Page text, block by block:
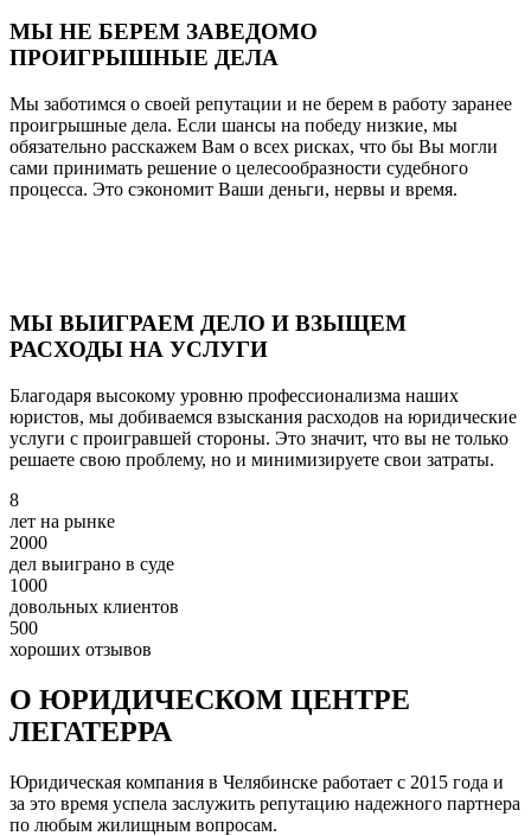
МЫ НЕ БЕРЕМ ЗАВЕДОМО
ПРОИГРЫШНЫЕ ДЕЛА
Мы заботимся о своей репутации и не берем в работу заранее
проигрышные дела. Если шансы на победу низкие, мы
обязательно расскажем Вам о всех рисках, что бы Вы могли
сами принимать решение о целесообразности судебного
процесса. Это сэкономит Ваши деньги, нервы и время.
МЫ ВЫИГРАЕМ ДЕЛО И ВЗЫЩЕМ
РАСХОДЫ НА УСЛУГИ
Благодаря высокому уровню профессионализма наших
юристов, мы добиваемся взыскания расходов на юридические
услуги с проигравшей стороны. Это значит, что вы не только
решаете свою проблему, но и минимизируете свои затраты.
8
лет на рынке
2000
дел выиграно в суде
1000
довольных клиентов
500
хороших отзывов
О ЮРИДИЧЕСКОМ ЦЕНТРЕ
ЛЕГАТЕРРА
Юридическая компания в Челябинске работает с 2015 года и
за это время успела заслужить репутацию надежного партнера
по любым жилищным вопросам.